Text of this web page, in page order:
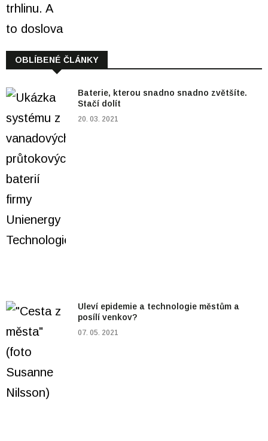
OBLÍBENÉ ČLÁNKY
Baterie, kterou snadno snadno zvětšíte.
Stačí dolít
20. 03. 2021
Uleví epidemie a technologie městům a
posílí venkov?
07. 05. 2021